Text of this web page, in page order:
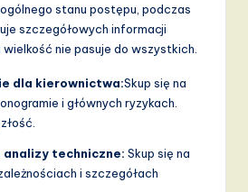
stanu postępu, podczas
szczegółowych informacji
nie pasuje do wszystkich.
dla kierownictwa:Skup się na
i głównych ryzykach.
analizy techniczne: Skup się na
i szczegółach